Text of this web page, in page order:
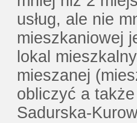
usług, ale nie
mieszkaniowej
lokal
mieszanej
obliczyć a
Sadurska-